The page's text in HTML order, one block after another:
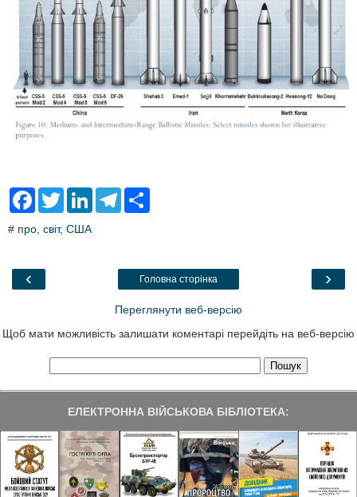
F
e
o
T
t
L
T
a
# про, світ, США
‹ ›
Головна сторінка
Переглянути веб-версію
Щоб мати можливість залишати коментарі перейдіть на веб-версію
ЕЛЕКТРОННА ВІЙСЬКОВА БІБЛІОТЕКА: